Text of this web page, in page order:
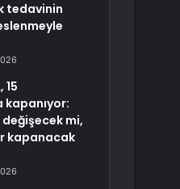
tedavinin
15
kapanıyor:
mi,
kapanacak